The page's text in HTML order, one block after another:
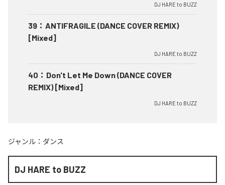
DJ HARE to BUZZ
39 ： ANTIFRAGILE (DANCE COVER REMIX)
[Mixed]
DJ HARE to BUZZ
40 ： Don't Let Me Down (DANCE COVER
REMIX) [Mixed]
DJ HARE to BUZZ
ジャンル： ダンス
DJ HARE to BUZZ